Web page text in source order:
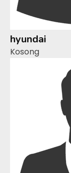
hyundai
Kosong